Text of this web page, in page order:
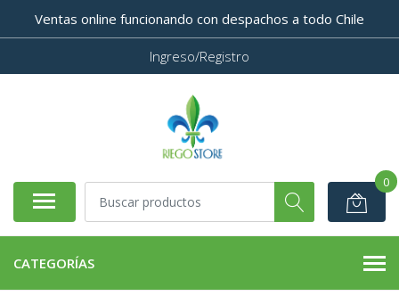
Ventas online funcionando con despachos a todo Chile
Ingreso/Registro
0
CATEGORÍAS